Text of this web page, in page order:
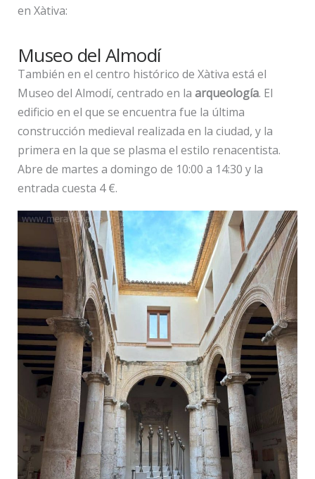
en Xàtiva:
Museo del Almodí
También en el centro histórico de Xàtiva está el
Museo del Almodí, centrado en la arqueología. El
edificio en el que se encuentra fue la última
construcción medieval realizada en la ciudad, y la
primera en la que se plasma el estilo renacentista.
Abre de martes a domingo de 10:00 a 14:30 y la
entrada cuesta 4 €.